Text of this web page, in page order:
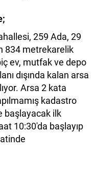
259 Ada, 29
834 metrekarelik
ev, mutfak ve depo
dışında kalan arsa
Arsa 2 kata
kadastro
başlayacak ilk
10:30'da başlayıp